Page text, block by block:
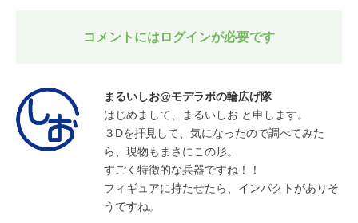
コメントにはログインが必要です
まるいしお@モデラボの輪広げ隊
はじめまして、まるいしお と申します。
３Dを拝見して、気になったので調べてみた
ら、現物もまさにこの形。
すごく特徴的な兵器ですね！！
フィギュアに持たせたら、インパクトがありそ
うですね。